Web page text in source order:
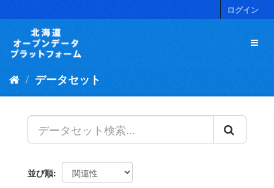
キ
ログイン
データセット
並び順